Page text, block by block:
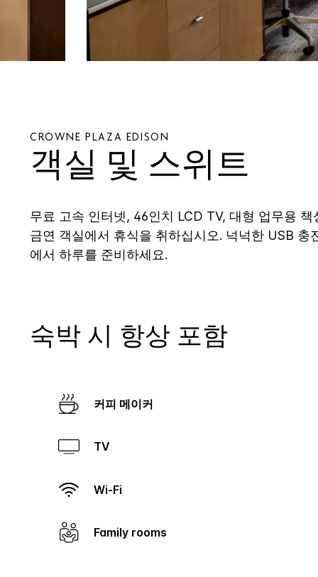
CROWNE PLAZA EDISON
객실 및 스위트
무료 고속 인터넷, 46인치 LCD TV, 대형 업무용
금연 객실에서 휴식을 취하십시오. 넉넉한 USB
에서 하루를 준비하세요.
숙박 시 항상 포함
커피 메이커
TV
Wi-Fi
Family rooms